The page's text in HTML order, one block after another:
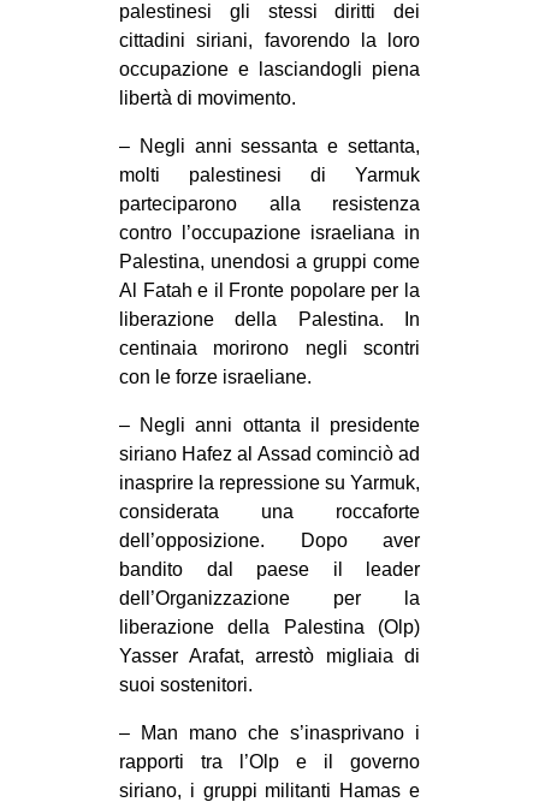
palestinesi gli stessi diritti dei
cittadini siriani, favorendo la loro
occupazione e lasciandogli piena
libertà di movimento.
– Negli anni sessanta e settanta,
molti palestinesi di Yarmuk
parteciparono alla resistenza
contro l’occupazione israeliana in
Palestina, unendosi a gruppi come
Al Fatah e il Fronte popolare per la
liberazione della Palestina. In
centinaia morirono negli scontri
con le forze israeliane.
– Negli anni ottanta il presidente
siriano Hafez al Assad cominciò ad
inasprire la repressione su Yarmuk,
considerata una roccaforte
dell’opposizione. Dopo aver
bandito dal paese il leader
dell’Organizzazione per la
liberazione della Palestina (Olp)
Yasser Arafat, arrestò migliaia di
suoi sostenitori.
– Man mano che s’inasprivano i
rapporti tra l’Olp e il governo
siriano, i gruppi militanti Hamas e